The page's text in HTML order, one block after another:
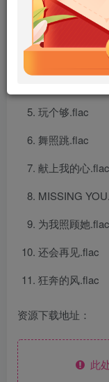
拯救地球.flac
真的想你.flac
玩个够.flac
舞照跳.flac
献上我的心.flac
MISSING
为我照顾她.flac
还会再见.flac
狂奔的风.flac
资源下载地址：
此处